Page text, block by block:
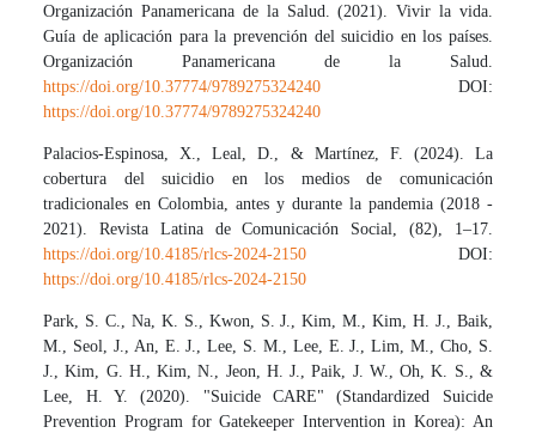
Organización Panamericana de la Salud. (2021). Vivir la vida.
Guía de aplicación para la prevención del suicidio en los países.
Organización Panamericana de la Salud.
https://doi.org/10.37774/9789275324240 DOI:
https://doi.org/10.37774/9789275324240
Palacios-Espinosa, X., Leal, D., & Martínez, F. (2024). La
cobertura del suicidio en los medios de comunicación
tradicionales en Colombia, antes y durante la pandemia (2018 -
2021). Revista Latina de Comunicación Social, (82), 1–17.
https://doi.org/10.4185/rlcs-2024-2150 DOI:
https://doi.org/10.4185/rlcs-2024-2150
Park, S. C., Na, K. S., Kwon, S. J., Kim, M., Kim, H. J., Baik,
M., Seol, J., An, E. J., Lee, S. M., Lee, E. J., Lim, M., Cho, S.
J., Kim, G. H., Kim, N., Jeon, H. J., Paik, J. W., Oh, K. S., &
Lee, H. Y. (2020). "Suicide CARE" (Standardized Suicide
Prevention Program for Gatekeeper Intervention in Korea): An